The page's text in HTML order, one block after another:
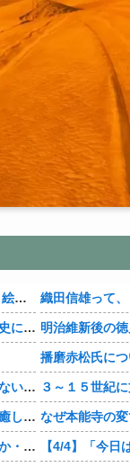
【おすすめ漫画】あくまでクジャクの話 絵が綺麗・・・・
織田信雄って、「織田信雄はバカ」と歴史に書かれているが今まで家が残っているんでバカではないよな？
【豊臣兄弟！】このクソ大河早く終わらないかな・・・？
【おすすめ漫画】ねこねこ日和は安定の癒し・・・・
【豊臣兄弟！】画質クソすぎて誰が誰だか・・・？
明治維新後の
播磨赤松氏に